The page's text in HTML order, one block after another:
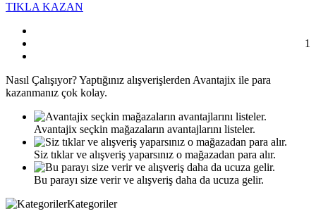
TIKLA KAZAN
1
Nasıl Çalışıyor?Yaptığınız alışverişlerden Avantajix ile para
kazanmanız çok kolay.
Avantajix seçkin mağazaların avantajlarını listeler.
Siz tıklar ve alışveriş yaparsınız o mağazadan para alır.
Bu parayı size verir ve alışveriş daha da ucuza gelir.
Kategoriler